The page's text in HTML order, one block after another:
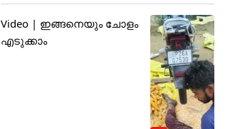
Video | ഇങ്ങനെയും ചോളം
എടുക്കാം